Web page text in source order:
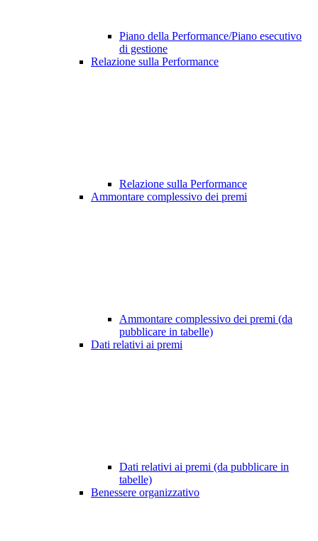
Piano della Performance/Piano esecutivo
di gestione
Relazione sulla Performance
Relazione sulla Performance
Ammontare complessivo dei premi
Ammontare complessivo dei premi (da
pubblicare in tabelle)
Dati relativi ai premi
Dati relativi ai premi (da pubblicare in
tabelle)
Benessere organizzativo